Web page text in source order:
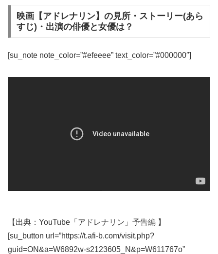
映画【アドレナリン】の見所・ストーリー(あら
すじ)・出演の俳優と女優は？
[su_note note_color=”#efeeee” text_color=”#000000″]
【出典：YouTube「アドレナリン」予告編 】
[su_button url=”https://t.afi-b.com/visit.php?
guid=ON&a=W6892w-s2123605_N&p=W611767o”